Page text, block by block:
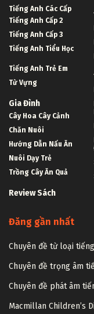
Tiếng Anh Các Cấp
Tiếng Anh Cấp 2
Tiếng Anh Cấp 3
Tiếng Anh Tiểu Học
Tiếng Anh Trẻ Em
Từ Vựng
Gia Đình
Cây Hoa Cây Cảnh
Chăn Nuôi
Hướng Dẫn Nấu Ăn
Nuôi Dạy Trẻ
Trồng Cây Ăn Quả
Review Sách
Đăng gần nhất
Chuyên đề từ loại
Chuyên đề trọng âm
Chuyên đề phát âm
Macmillan Children’s